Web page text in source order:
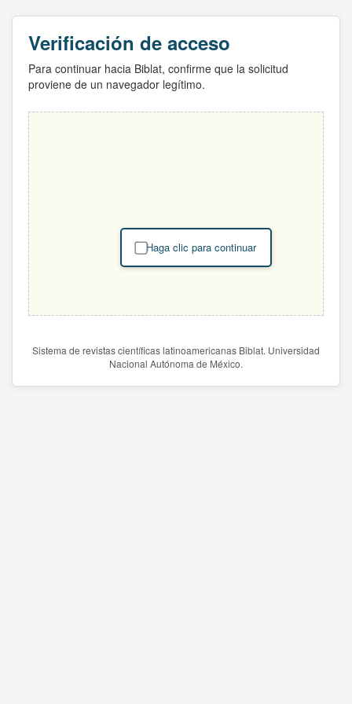
Verificación de acceso
Para continuar hacia Biblat, confirme que la solicitud
proviene de un navegador legítimo.
Haga clic para continuar
Sistema de revistas científicas latinoamericanas Biblat. Universidad
Nacional Autónoma de México.